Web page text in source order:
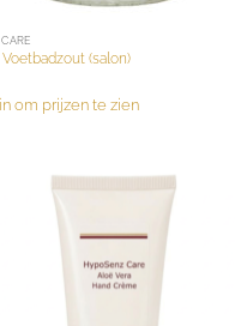
Voetbadzout (salon)
om prijzen te zien